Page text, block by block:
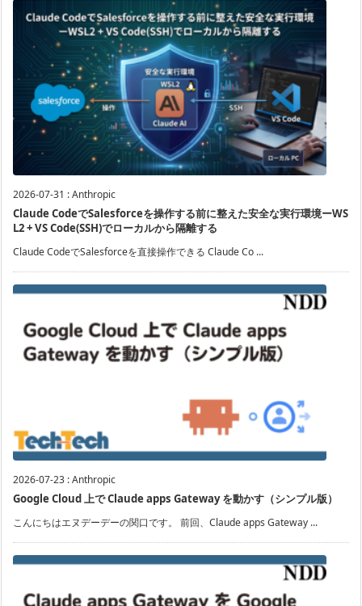
2026-07-31 :Anthropic
Claude CodeでSalesforceを操作する前に整えた安全な実行環境ーWS
L2 + VS Code(SSH)でローカルから隔離する
Claude CodeでSalesforceを直接操作できる Claude Co ...
2026-07-23 :Anthropic
Google Cloud 上で Claude apps Gateway を動かす（シンプル版）
こんにちはエヌデーデーの関口です。 前回、Claude apps Gateway ...